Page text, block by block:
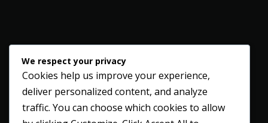
We respect your privacy
Cookies help us improve your experience,
deliver personalized content, and analyze
traffic. You can choose which cookies to allow